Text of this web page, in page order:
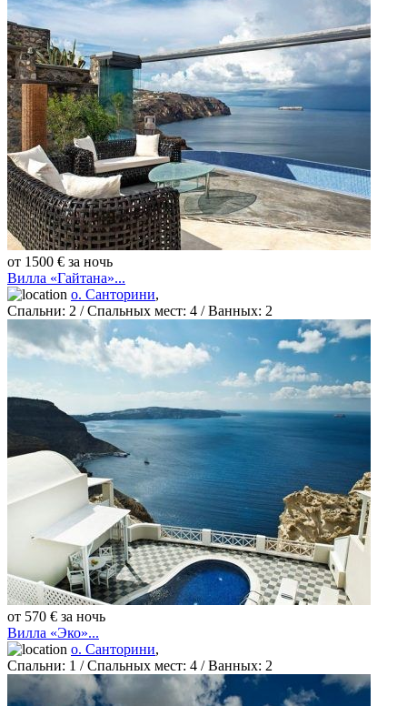
от 1500 € за ночь
Вилла «Гайтана»...
о. Санторини,
Спальни: 2 / Спальных мест: 4 /Ванных: 2
от 570 € за ночь
Вилла «Эко»...
о. Санторини,
Спальни: 1 / Спальных мест: 4 /Ванных: 2